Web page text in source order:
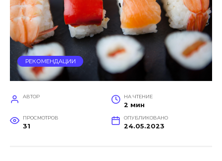
РЕКОМЕНДАЦИИ
АВТОР НА ЧТЕНИЕ
2 мин
ПРОСМОТРОВ
31
ОПУБЛИКОВАНО
24.05.2023